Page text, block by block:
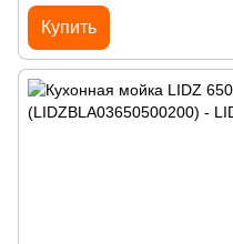
Купить